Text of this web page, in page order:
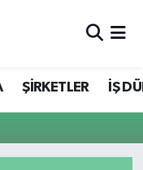
ŞİRKETLER İŞ